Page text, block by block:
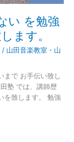
い を勉強
ます。
/ 山田音楽教室・山
まで お手伝い致し
塾 では、講師歴
を致します。 勉強